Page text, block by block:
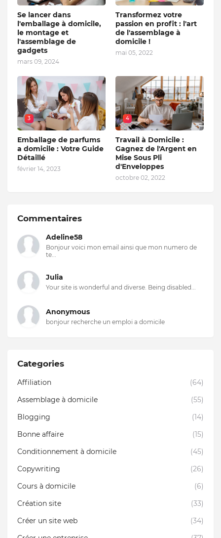
Se lancer dans
l'emballage à domicile,
le montage et
l'assemblage de
gadgets
mars 09, 2024
Transformez votre
passion en profit : l'art
de l'assemblage à
domicile !
mai 05, 2022
3
Emballage de parfums
a domicile : Votre Guide
Détaillé
février 14, 2023
4
Travail à Domicile :
Gagnez de l'Argent en
Mise Sous Pli
d'Enveloppes
octobre 02, 2022
Commentaires
Adeline58
Bonjour voici mon email ainsi que mon numero de
te...
Julia
Your site is wonderful and diverse. Being disabled...
Anonymous
bonjour recherche un emploi a domicile
Categories
Affiliation
(64)
Assemblage à domicile
(55)
Blogging
(14)
Bonne affaire
(15)
Conditionnement à domicile
(45)
Copywriting
(26)
Cours à domicile
(6)
Création site
(33)
Créer un site web
(34)